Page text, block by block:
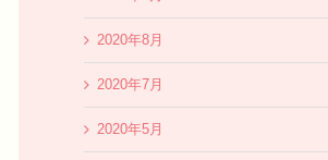
2020年8月
2020年7月
2020年5月